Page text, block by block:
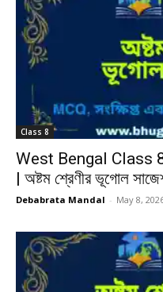
Class 8
West Bengal Class
| অষ্টম শ্রেণীর ভূগোল
Debabrata Mandal - May 8,